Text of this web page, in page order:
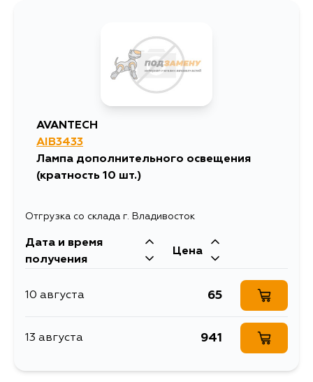
AVANTECH
AIB3433
Лампа дополнительного освещения
(кратность 10 шт.)
Отгрузка со склада г. Владивосток
Дата и время
получения
Цена
10 августа 65
13 августа 941